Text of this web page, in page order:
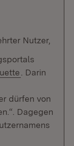
Nutzer,
. Darin
dürfen von
Dagegen